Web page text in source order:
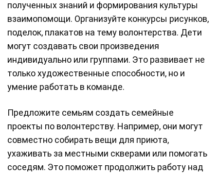
полученных знаний и формирования культуры
взаимопомощи. Организуйте конкурсы рисунков,
поделок, плакатов на тему волонтерства. Дети
могут создавать свои произведения
индивидуально или группами. Это развивает не
только художественные способности, но и
умение работать в команде.
Предложите семьям создать семейные
проекты по волонтерству. Например, они могут
совместно собирать вещи для приюта,
ухаживать за местными скверами или помогать
соседям. Это поможет продолжить работу над